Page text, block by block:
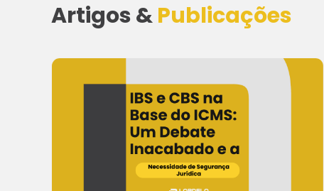
Artigos &Publicações